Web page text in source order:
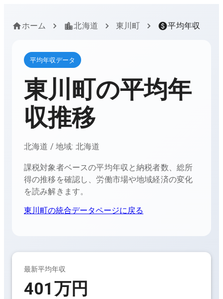
ホーム 北海道 東川町 平均年収
平均年収データ
東川町の平均年
収推移
北海道 / 地域: 北海道
課税対象者ベースの平均年収と納税者数、総所
得の推移を確認し、労働市場や地域経済の変化
を読み解きます。
東川町の統合データページに戻る
最新平均年収
401万円